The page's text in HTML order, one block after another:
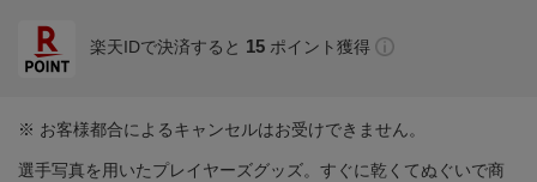
楽天IDで決済すると 15 ポイント獲得
※ お客様都合によるキャンセルはお受けできません。
選手写真を用いたプレイヤーズグッズ。すぐに乾くてぬぐいで商